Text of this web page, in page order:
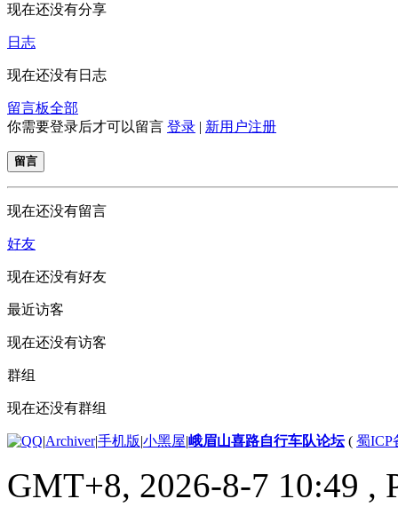
现在还没有分享
日志
现在还没有日志
留言板全部
你需要登录后才可以留言 登录 | 新用户注册
留言
现在还没有留言
好友
现在还没有好友
最近访客
现在还没有访客
群组
现在还没有群组
|Archiver|手机版|小黑屋|峨眉山喜路自行车队论坛( 蜀ICP
GMT+8, 2026-8-7 10:49 ,